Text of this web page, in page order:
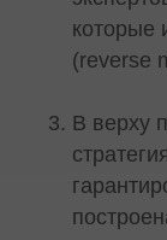
которые
(reverse
В верху